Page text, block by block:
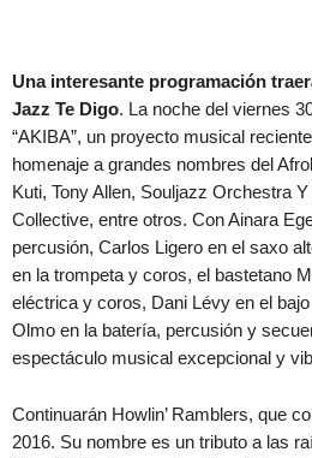
Una interesante programación
Jazz Te Digo. La noche del viernes
“AKIBA”, un proyecto musical
homenaje a grandes nombres del
Kuti, Tony Allen, Souljazz Orchestra
Collective, entre otros. Con Ainara
percusión, Carlos Ligero en el saxo
en la trompeta y coros, el bastetano
eléctrica y coros, Dani Lévy en el
Olmo en la batería, percusión y
espectáculo musical excepcional y
Continuarán Howlin’ Ramblers, que
2016. Su nombre es un tributo a las